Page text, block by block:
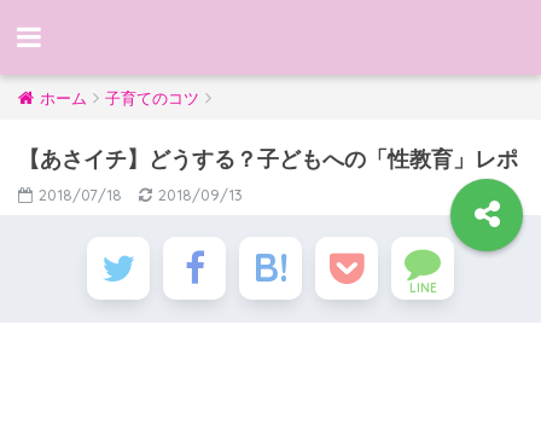
ホーム 子育てのコツ
【あさイチ】どうする？子どもへの「性教育」レポ
2018/07/18 2018/09/13
LINE